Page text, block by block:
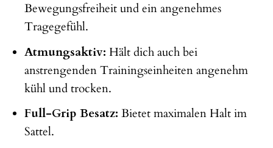
Bewegungsfreiheit und ein angenehmes
Tragegefühl.
Atmungsaktiv: Hält dich auch bei
anstrengenden Trainingseinheiten angenehm
kühl und trocken.
Full-Grip Besatz: Bietet maximalen Halt im
Sattel.